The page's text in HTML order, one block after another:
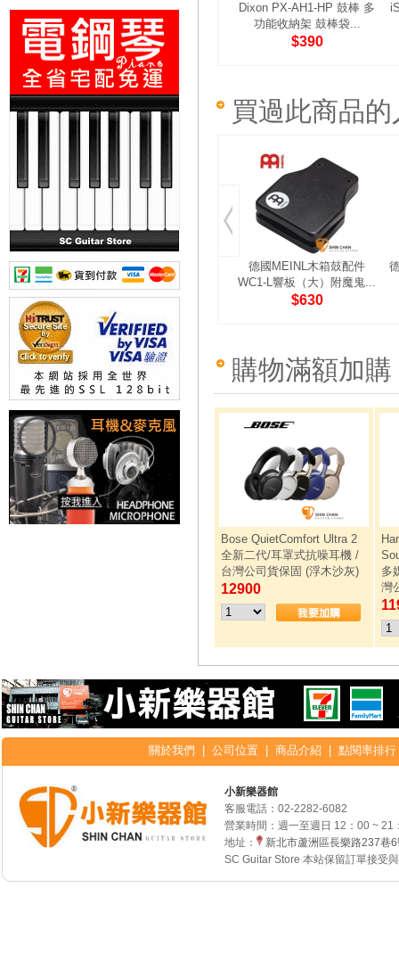
Dixon PX-AH1-HP 鼓棒 多
功能收納架 鼓棒袋...
$390
買過此商品
德國MEINL木箱鼓配件
WC1-L響板（大）附魔鬼...
$630
購物滿額加
Bose QuietComfort Ultra 2
全新二代/耳罩式抗噪耳機 /
台灣公司貨保固 (浮木沙灰)
12900
多
灣
關於我們 公司位置 商品介紹 點閱率排行
小新樂器館
客服電話： 02-2282-6082
營業時間：週一至週日 12：00 ~ 21
地址：
新北市蘆洲區長樂路237巷
SC Guitar Store 本站保留訂單接受